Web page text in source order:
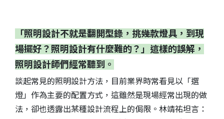
「照明設計不就是翻開型錄，挑幾款燈具，到現
場擺好？照明設計有什麼難的？」這樣的誤解，
照明設計師們經常聽到。
談起常見的照明設計方法，目前業界時常看見以「選
燈」作為主要的配置方式，這雖然是現場經常出現的做
法，卻也透露出某種設計流程上的侷限。林靖祐坦言：